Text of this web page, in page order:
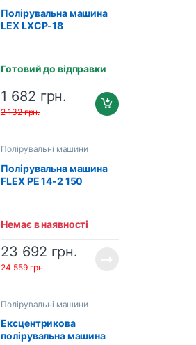
Полірувальна машина
LEX LXCP-18
Готовий до відправки
1 682 грн.
2 132грн.
Полірувальні машини
Полірувальна машина
FLEX PE 14-2 150
Немає в наявності
23 692 грн.
24 559грн.
Полірувальні машини
Ексцентрикова
полірувальна машина